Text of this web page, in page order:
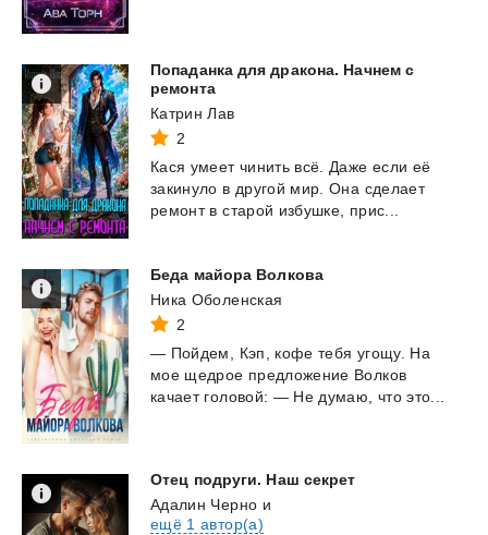
Попаданка для дракона. Начнем с
ремонта
Катрин Лав
2
Кася умеет чинить всё. Даже если её
закинуло в другой мир. Она сделает
ремонт в старой избушке, прис...
Беда майора Волкова
Ника Оболенская
2
— Пойдем, Кэп, кофе тебя угощу. На
мое щедрое предложение Волков
качает головой: — Не думаю, что это...
Отец подруги. Наш секрет
Адалин Черно и
ещё 1 автор(а)